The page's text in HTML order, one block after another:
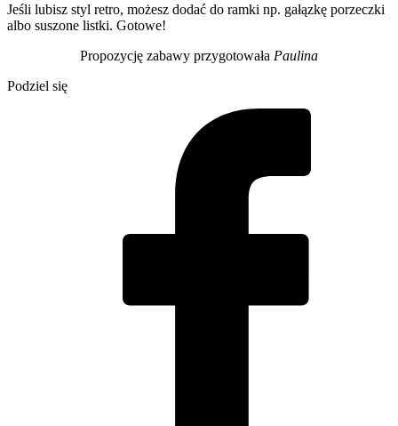
Jeśli lubisz styl retro, możesz dodać do ramki np. gałązkę porzeczki
albo suszone listki. Gotowe!
Propozycję zabawy przygotowała Paulina
Podziel się